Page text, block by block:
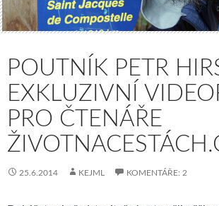
POUTNÍK PETR
EXKLUZIVNÍ
PRO ČTENÁŘE
25.6.2014 KEJML KOMENTÁŘE: 2